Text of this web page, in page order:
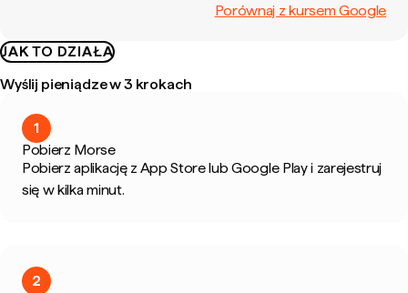
Porównaj z kursem Google
JAK TO DZIAŁA
Wyślij pieniądze w 3 krokach
1
Pobierz Morse
Pobierz aplikację z App Store lub Google Play i zarejestruj
się w kilka minut.
2